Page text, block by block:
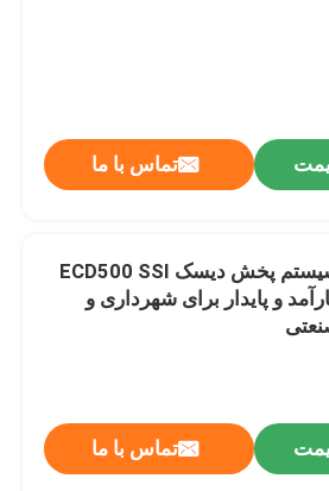
تماس با ما
سیستم پخش دیسک ECD500 SSI
و پایدار برای شهرداری و
تماس با ما